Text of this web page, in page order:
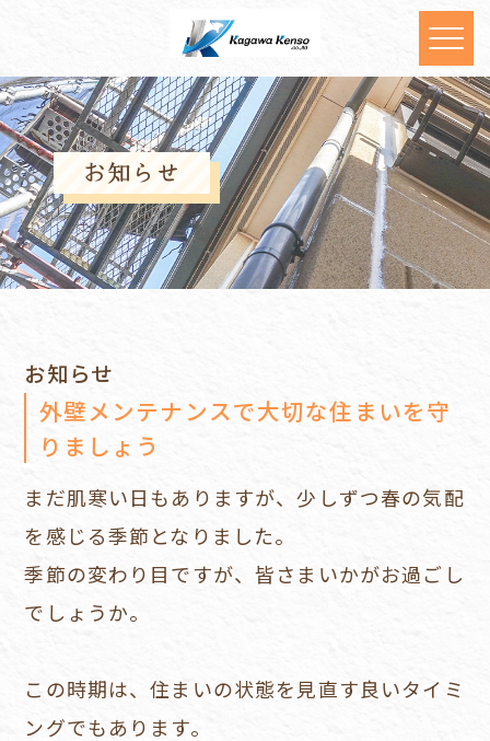
お知らせ
お知らせ
外壁メンテナンスで大切な住まいを守
りましょう
まだ肌寒い日もありますが、少しずつ春の気配
を感じる季節となりました。
季節の変わり目ですが、皆さまいかがお過ごし
でしょうか。
この時期は、住まいの状態を見直す良いタイミ
ングでもあります。